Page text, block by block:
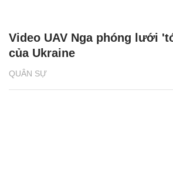
QUÂN SỰ
Video UAV Nga phóng lưới
của Ukraine